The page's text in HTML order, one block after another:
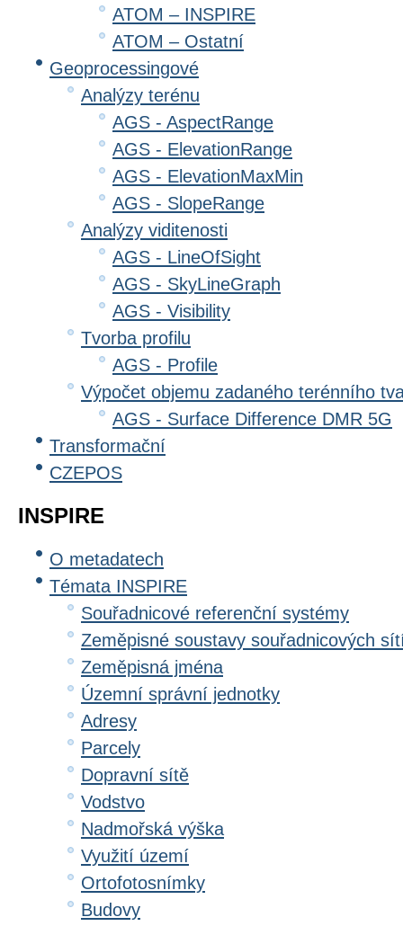
ATOM – INSPIRE
ATOM – Ostatní
Geoprocessingové
Analýzy terénu
AGS - AspectRange
AGS - ElevationRange
AGS - ElevationMaxMin
AGS - SlopeRange
Analýzy viditenosti
AGS - LineOfSight
AGS - SkyLineGraph
AGS - Visibility
Tvorba profilu
AGS - Profile
Výpočet objemu zadaného terénního
AGS - Surface Difference DMR 5G
Transformační
CZEPOS
INSPIRE
O metadatech
Témata INSPIRE
Souřadnicové referenční systémy
Zeměpisné soustavy souřadnicových
Zeměpisná jména
Územní správní jednotky
Adresy
Parcely
Dopravní sítě
Vodstvo
Nadmořská výška
Využití území
Ortofotosnímky
Budovy